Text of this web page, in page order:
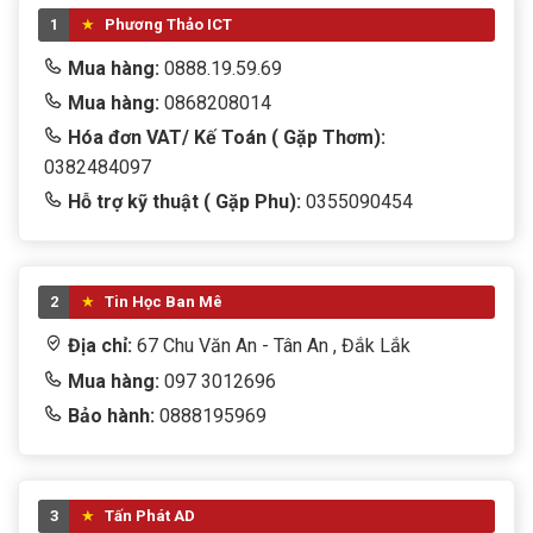
1 Phương Thảo ICT
Mua hàng: 0888.19.59.69
Mua hàng: 0868208014
Hóa đơn VAT/ Kế Toán ( Gặp Thơm):
0382484097
Hỗ trợ kỹ thuật ( Gặp Phu): 0355090454
2 Tin Học Ban Mê
Địa chỉ: 67 Chu Văn An - Tân An , Đắk Lắk
Mua hàng: 097 3012696
Bảo hành: 0888195969
3 Tấn Phát AD